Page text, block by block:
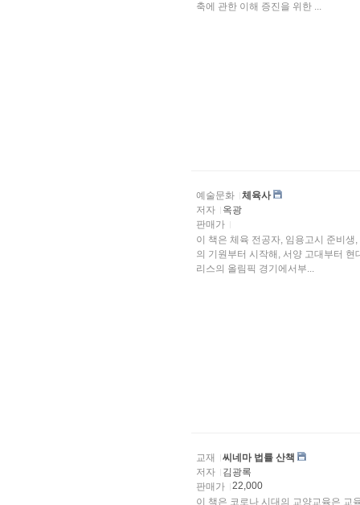
축에 관한 이해 증진을 위한 ...
예술문화
체육사
저자
옥광
판매가
이 책은 체육 전공자, 임용고시 준비
의 기원부터 시작해, 서양 고대부터
리스의 올림픽 경기에서부...
교재
씨네마 법률 산책
저자
김광록
판매가
22,000
이 책은 코로나 시대의 교양교육은 교